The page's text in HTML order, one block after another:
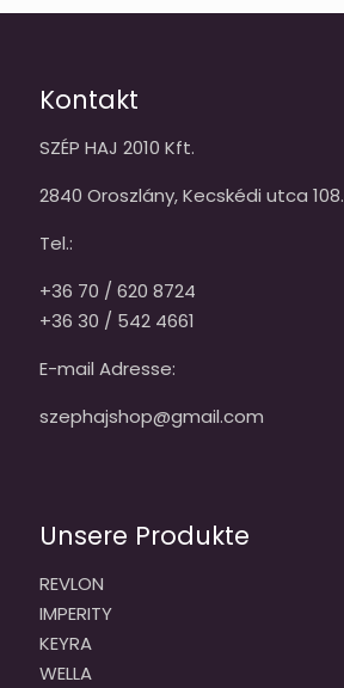
Kontakt
SZÉP HAJ 2010 Kft.
2840 Oroszlány, Kecskédi utca 108.
Tel.:
+36 70 / 620 8724
+36 30 / 542 4661
E-mail Adresse:
szephajshop@gmail.com
Unsere Produkte
REVLON
IMPERITY
KEYRA
WELLA